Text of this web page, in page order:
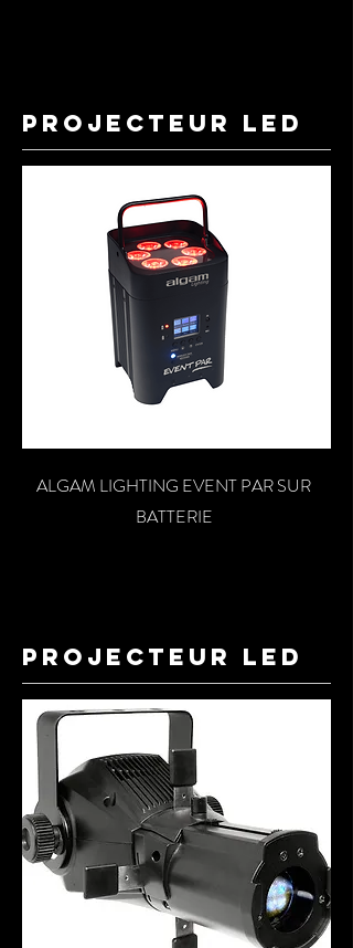
projecteur led
ALGAM LIGHTING EVENT PAR SUR
BATTERIE
projecteur led